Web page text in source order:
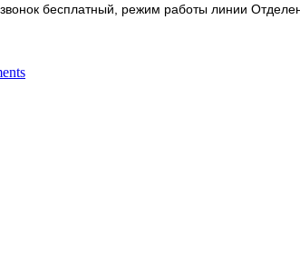
бесплатный, режим работы линии